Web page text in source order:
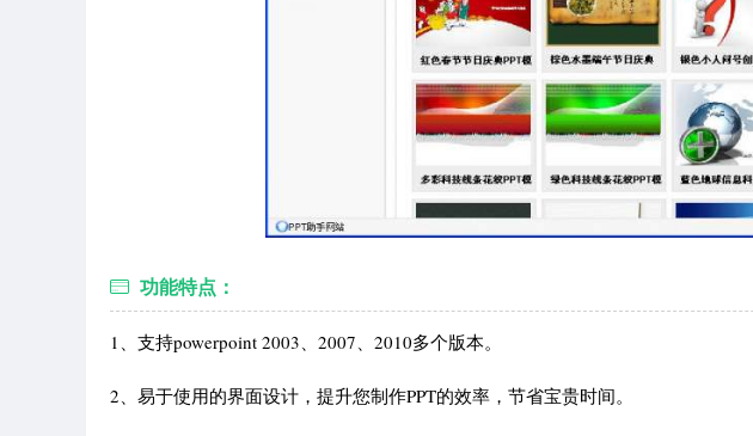
功能特点：
1、支持powerpoint 2003、2007、2010多个版本。
2、易于使用的界面设计，提升您制作PPT的效率，节省宝贵时间。